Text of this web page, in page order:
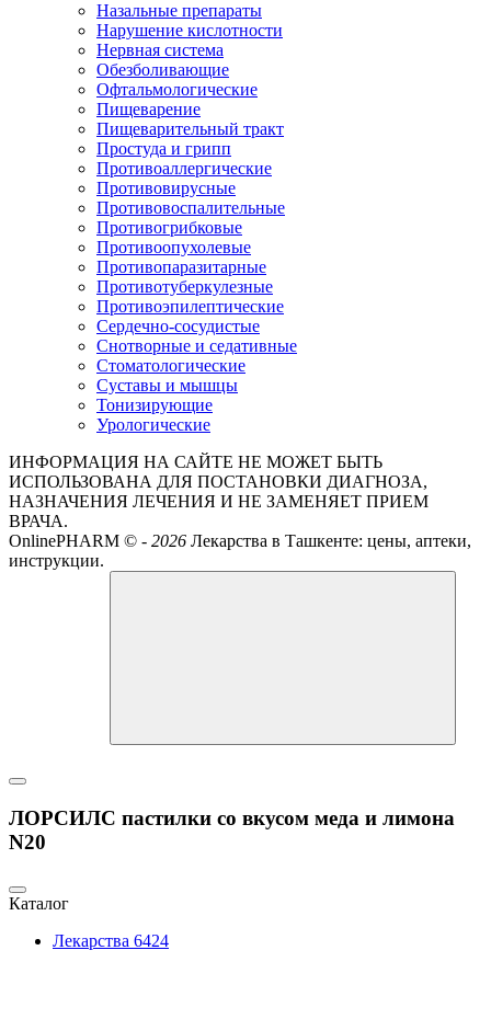
Назальные препараты
Нарушение кислотности
Нервная система
Обезболивающие
Офтальмологические
Пищеварение
Пищеварительный тракт
Простуда и грипп
Противоаллергические
Противовирусные
Противовоспалительные
Противогрибковые
Противоопухолевые
Противопаразитарные
Противотуберкулезные
Противоэпилептические
Сердечно-сосудистые
Снотворные и седативные
Стоматологические
Суставы и мышцы
Тонизирующие
Урологические
ИНФОРМАЦИЯ НА САЙТЕ НЕ МОЖЕТ БЫТЬ
ИСПОЛЬЗОВАНА ДЛЯ ПОСТАНОВКИ ДИАГНОЗА,
НАЗНАЧЕНИЯ ЛЕЧЕНИЯ И НЕ ЗАМЕНЯЕТ ПРИЕМ
ВРАЧА.
OnlinePHARM © - 2026 Лекарства в Ташкенте: цены, аптеки,
инструкции.
ЛОРСИЛС пастилки со вкусом меда и лимона
N20
Каталог
Лекарства 6424